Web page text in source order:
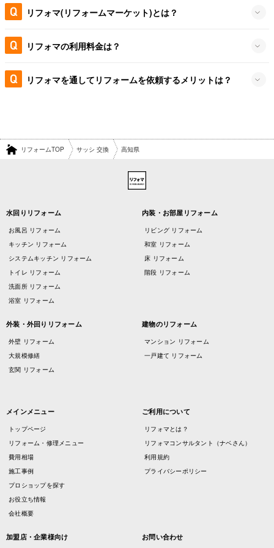
リフォマ(リフォームマーケット)とは？
リフォマの利用料金は？
リフォマを通してリフォームを依頼するメリットは？
リフォームTOP サッシ 交換 高知県
水回りリフォーム
お風呂 リフォーム
キッチン リフォーム
システムキッチン リフォーム
トイレ リフォーム
洗面所 リフォーム
浴室 リフォーム
内装・お部屋リフォーム
リビング リフォーム
和室 リフォーム
床 リフォーム
階段 リフォーム
外装・外回りリフォーム
外壁 リフォーム
大規模修繕
玄関 リフォーム
建物のリフォーム
マンション リフォーム
一戸建て リフォーム
メインメニュー
トップページ
リフォーム・修理メニュー
費用相場
施工事例
プロショップを探す
お役立ち情報
会社概要
ご利用について
リフォマとは？
リフォマコンサルタント（ナベさん）
利用規約
プライバシーポリシー
加盟店・企業様向け お問い合わせ